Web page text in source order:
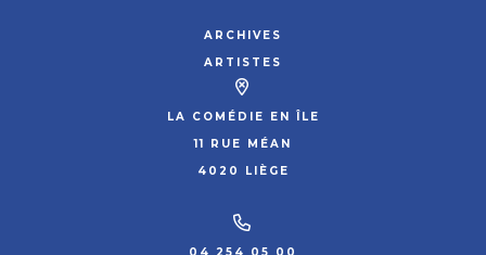
ARCHIVES
ARTISTES
LA COMÉDIE EN ÎLE
11 RUE MÉAN
4020 LIÈGE